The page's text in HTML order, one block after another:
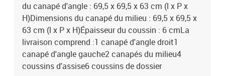
du canapé d'angle : 69,5 x 69,5 x 63 cm (l x P x
H)Dimensions du canapé du milieu : 69,5 x 69,5 x
63 cm (l x P x H)Épaisseur du coussin : 6 cmLa
livraison comprend :1 canapé d'angle droit1
canapé d'angle gauche2 canapés du milieu4
coussins d'assise6 coussins de dossier